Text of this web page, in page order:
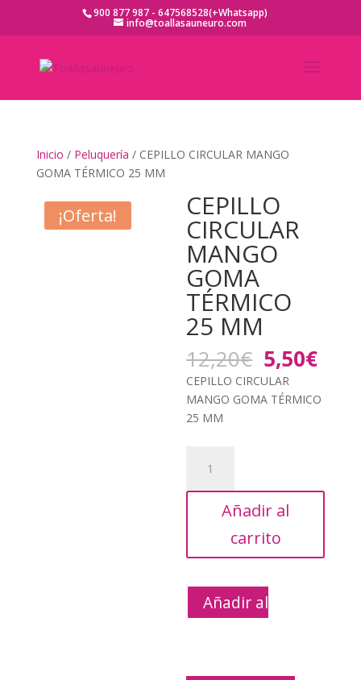
900 877 987 - 647568528(+Whatsapp)
info@toallasauneuro.com
Inicio / Peluquería / CEPILLO CIRCULAR MANGO
GOMA TÉRMICO 25 MM
¡Oferta! CEPILLO
CIRCULAR
MANGO
GOMA
TÉRMICO
25 MM
12,20€ El
precio
original
era:
5,50€El
es:
CEPILLO CIRCULAR
MANGO GOMA TÉRMICO
25 MM
CIRCULAR
MANGO
cantidad
Añadir al
carrito
Añadir al